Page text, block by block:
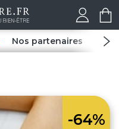
Nos partenaires Spas
-64%